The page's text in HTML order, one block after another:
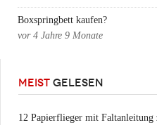
Boxspringbett kaufen?
vor 4 Jahre 9 Monate
MEIST GELESEN
12 Papierflieger mit Faltanleitung